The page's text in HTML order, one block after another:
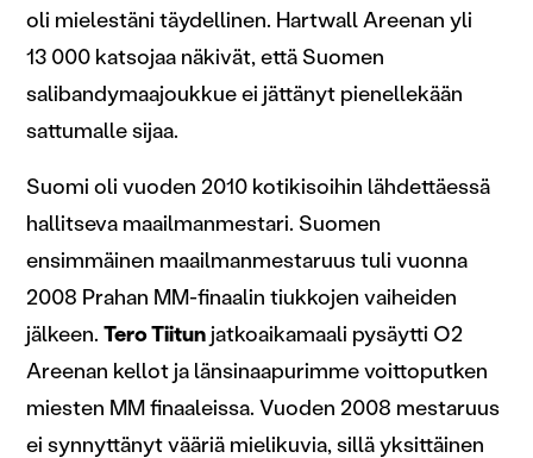
oli mielestäni täydellinen. Hartwall Areenan yli
13 000 katsojaa näkivät, että Suomen
salibandymaajoukkue ei jättänyt pienellekään
sattumalle sijaa.
Suomi oli vuoden 2010 kotikisoihin lähdettäessä
hallitseva maailmanmestari. Suomen
ensimmäinen maailmanmestaruus tuli vuonna
2008 Prahan MM-finaalin tiukkojen vaiheiden
jälkeen. Tero Tiitunjatkoaikamaali pysäytti O2
Areenan kellot ja länsinaapurimme voittoputken
miesten MM finaaleissa. Vuoden 2008 mestaruus
ei synnyttänyt vääriä mielikuvia, sillä yksittäinen